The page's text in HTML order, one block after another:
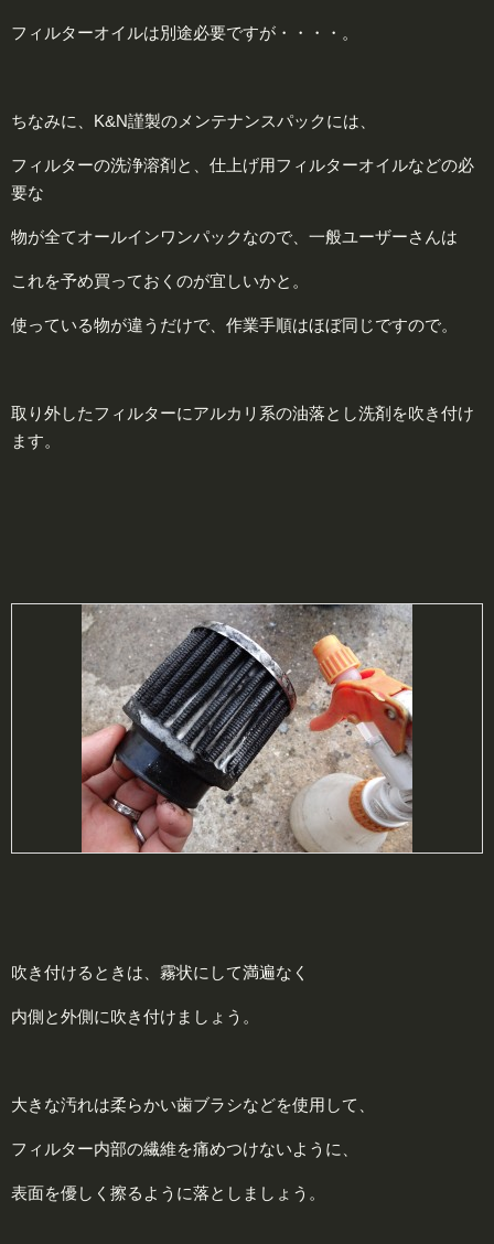
フィルターオイルは別途必要ですが・・・・。
ちなみに、K&N謹製のメンテナンスパックには、
フィルターの洗浄溶剤と、仕上げ用フィルターオイルなどの必
要な
物が全てオールインワンパックなので、一般ユーザーさんは
これを予め買っておくのが宜しいかと。
使っている物が違うだけで、作業手順はほぼ同じですので。
取り外したフィルターにアルカリ系の油落とし洗剤を吹き付け
ます。
吹き付けるときは、霧状にして満遍なく
内側と外側に吹き付けましょう。
大きな汚れは柔らかい歯ブラシなどを使用して、
フィルター内部の繊維を痛めつけないように、
表面を優しく擦るように落としましょう。